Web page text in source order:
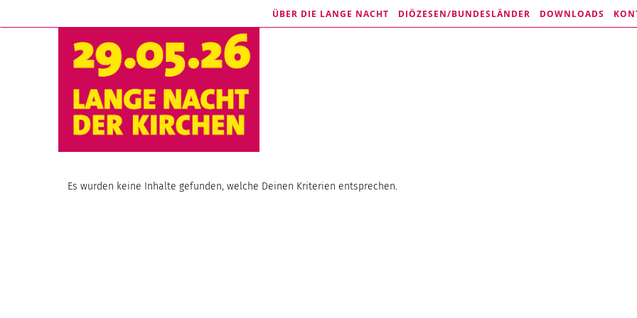
ÜBER DIE LANGE NACHT DIÖZESEN/BUNDESLÄNDER DOWNLOADS
Es wurden keine Inhalte gefunden, welche Deinen Kriterien entsprechen.